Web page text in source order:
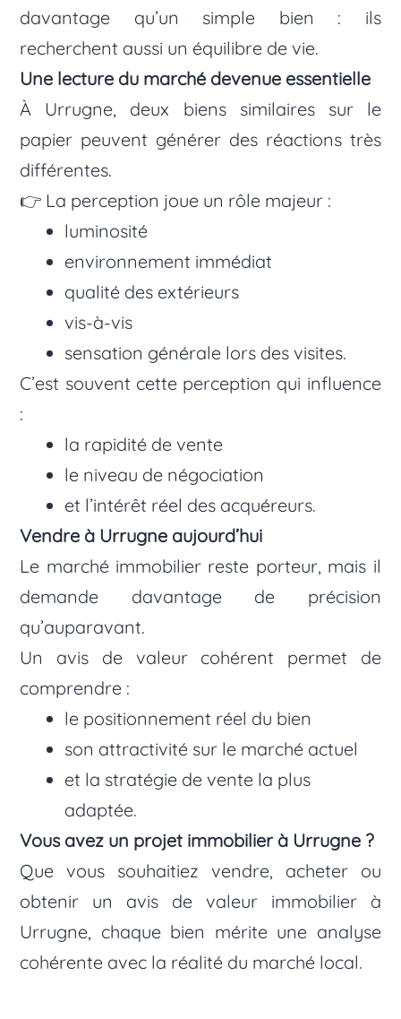
davantage qu’un simple bien : ils
recherchent aussi un équilibre de vie.
Une lecture du marché devenue essentielle
À Urrugne, deux biens similaires sur le
papier peuvent générer des réactions très
différentes.
👉 La perception joue un rôle majeur :
luminosité
environnement immédiat
qualité des extérieurs
vis-à-vis
sensation générale lors des visites.
C’est souvent cette perception qui influence
:
la rapidité de vente
le niveau de négociation
et l’intérêt réel des acquéreurs.
Vendre à Urrugne aujourd’hui
Le marché immobilier reste porteur, mais il
demande davantage de précision
qu’auparavant.
Un avis de valeur cohérent permet de
comprendre :
le positionnement réel du bien
son attractivité sur le marché actuel
et la stratégie de vente la plus
adaptée.
Vous avez un projet immobilier à Urrugne ?
Que vous souhaitiez vendre, acheter ou
obtenir un avis de valeur immobilier à
Urrugne, chaque bien mérite une analyse
cohérente avec la réalité du marché local.